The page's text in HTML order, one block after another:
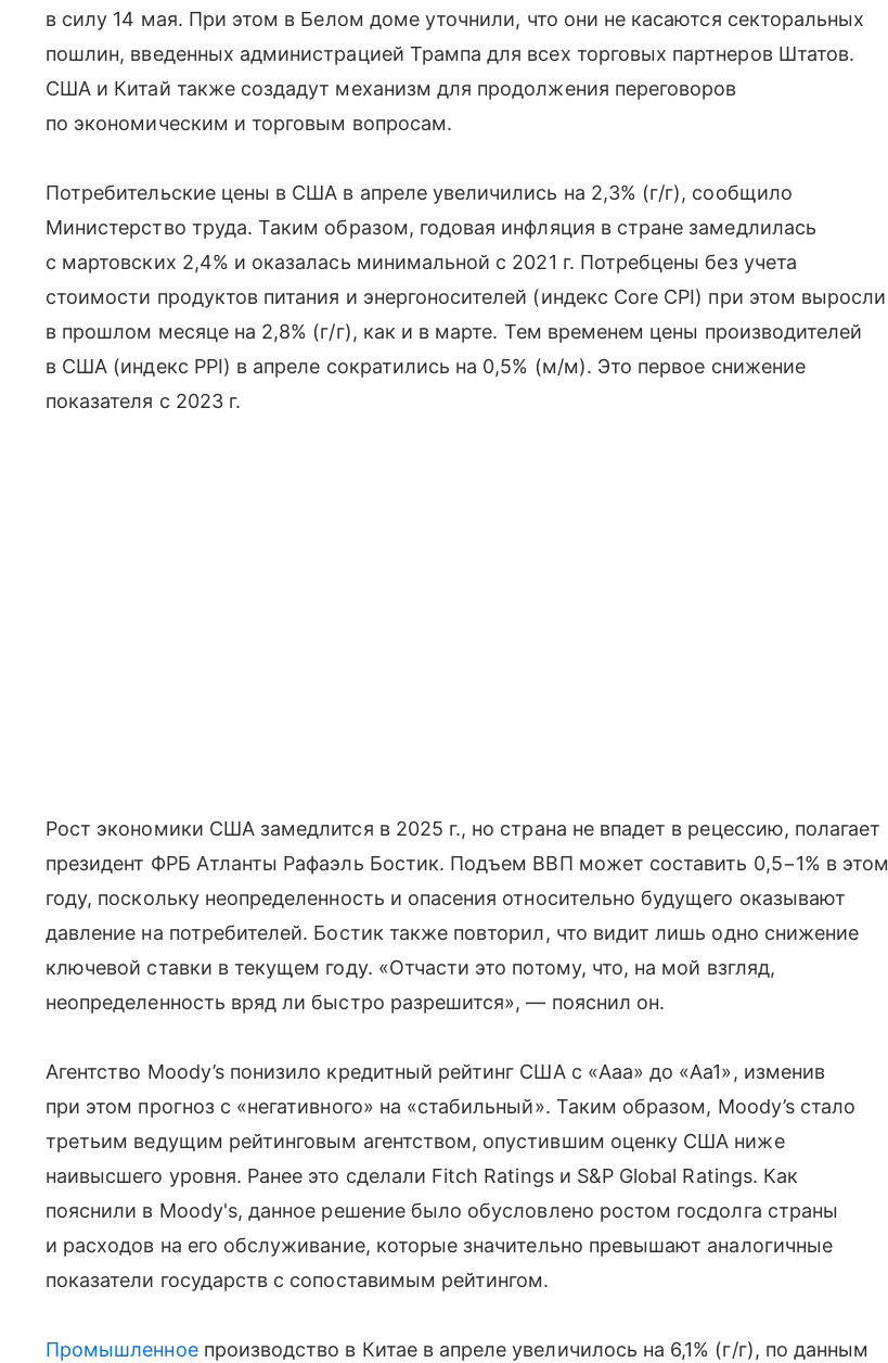
в силу 14 мая. При этом в Белом доме уточнили, что они не касаются секторальных
пошлин, введенных администрацией Трампа для всех торговых партнеров Штатов.
США и Китай также создадут механизм для продолжения переговоров
по экономическим и торговым вопросам.
Потребительские цены в США в апреле увеличились на 2,3% (г/г), сообщило
Министерство труда. Таким образом, годовая инфляция в стране замедлилась
с мартовских 2,4% и оказалась минимальной с 2021 г. Потребцены без учета
стоимости продуктов питания и энергоносителей (индекс Core CPI) при этом выросли
в прошлом месяце на 2,8% (г/г), как и в марте. Тем временем цены производителей
в США (индекс PPI) в апреле сократились на 0,5% (м/м). Это первое снижение
показателя с 2023 г.
Рост экономики США замедлится в 2025 г., но страна не впадет в рецессию, полагает
президент ФРБ Атланты Рафаэль Бостик. Подъем ВВП может составить 0,5−1% в этом
году, поскольку неопределенность и опасения относительно будущего оказывают
давление на потребителей. Бостик также повторил, что видит лишь одно снижение
ключевой ставки в текущем году. «Отчасти это потому, что, на мой взгляд,
неопределенность вряд ли быстро разрешится», — пояснил он.
Агентство Moody’s понизило кредитный рейтинг США с «Aaa» до «Aa1», изменив
при этом прогноз с «негативного» на «стабильный». Таким образом, Moody’s стало
третьим ведущим рейтинговым агентством, опустившим оценку США ниже
наивысшего уровня. Ранее это сделали Fitch Ratings и S&P Global Ratings. Как
пояснили в Moody's, данное решение было обусловлено ростом госдолга страны
и расходов на его обслуживание, которые значительно превышают аналогичные
показатели государств с сопоставимым рейтингом.
Промышленноепроизводство в Китае в апреле увеличилось на 6,1% (г/г), по данным